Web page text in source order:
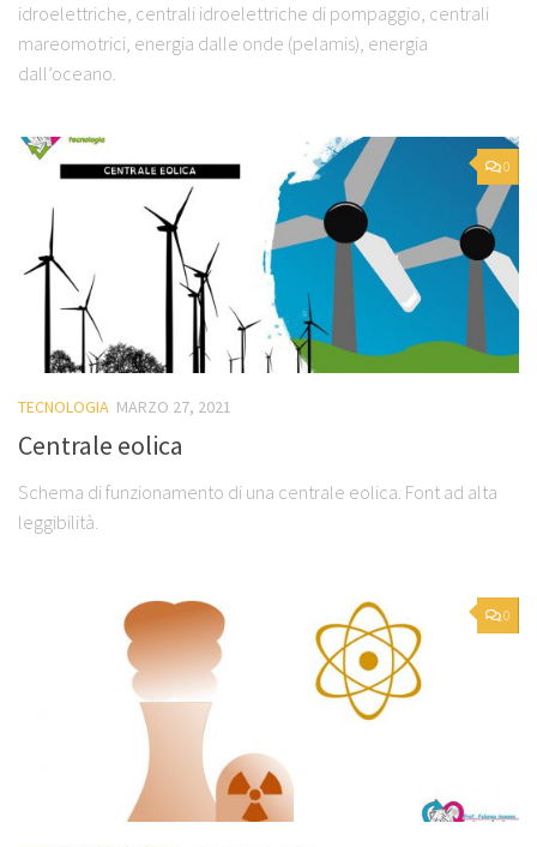
idroelettriche, centrali idroelettriche di pompaggio, centrali
mareomotrici, energia dalle onde (pelamis), energia
dall’oceano.
0
TECNOLOGIA MARZO 27, 2021
Centrale eolica
Schema di funzionamento di una centrale eolica. Font ad alta
leggibilità.
0